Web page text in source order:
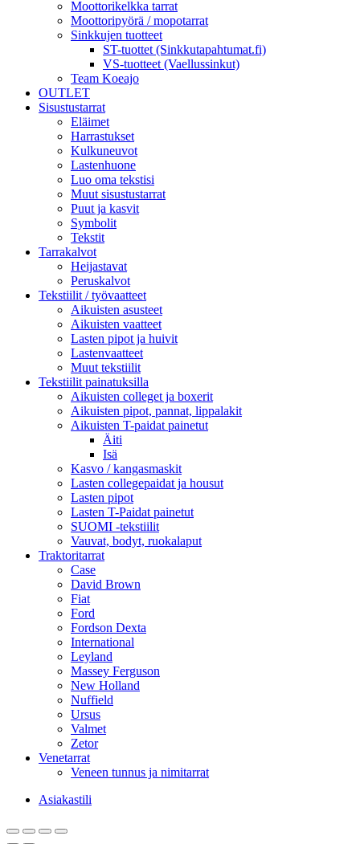
Moottorikelkka tarrat
Moottoripyörä / mopotarrat
Sinkkujen tuotteet
ST-tuottet (Sinkkutapahtumat.fi)
VS-tuotteet (Vaellussinkut)
Team Koeajo
OUTLET
Sisustustarrat
Eläimet
Harrastukset
Kulkuneuvot
Lastenhuone
Luo oma tekstisi
Muut sisustustarrat
Puut ja kasvit
Symbolit
Tekstit
Tarrakalvot
Heijastavat
Peruskalvot
Tekstiilit / työvaatteet
Aikuisten asusteet
Aikuisten vaatteet
Lasten pipot ja huivit
Lastenvaatteet
Muut tekstiilit
Tekstiilit painatuksilla
Aikuisten colleget ja boxerit
Aikuisten pipot, pannat, lippalakit
Aikuisten T-paidat painetut
Äiti
Isä
Kasvo / kangasmaskit
Lasten collegepaidat ja housut
Lasten pipot
Lasten T-Paidat painetut
SUOMI -tekstiilit
Vauvat, bodyt, ruokalaput
Traktoritarrat
Case
David Brown
Fiat
Ford
Fordson Dexta
International
Leyland
Massey Ferguson
New Holland
Nuffield
Ursus
Valmet
Zetor
Venetarrat
Veneen tunnus ja nimitarrat
Asiakastili